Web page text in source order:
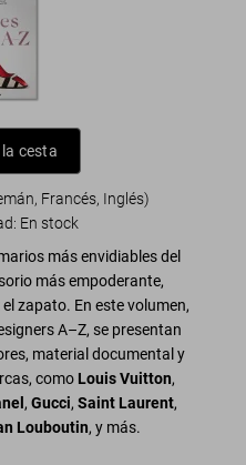
cesta
Francés, Inglés)
: En stock
más envidiables del
más empoderante,
zapato. En este volumen,
A–Z, se presentan
material documental y
como Louis Vuitton,
, Gucci, Saint Laurent,
Louboutin, y más.